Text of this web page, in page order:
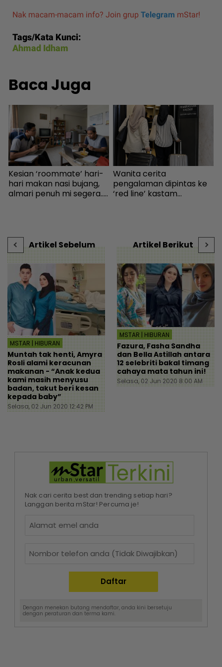
Nak macam-macam info? Join grup Telegram mStar!
Tags/Kata Kunci:
Ahmad Idham
Baca Juga
Kesian ‘roommate’ hari-
hari makan nasi bujang,
almari penuh mi segera...
Wanita cerita
pengalaman dipintas ke
‘red line’ kastam
Artikel Sebelum
MSTAR | HIBURAN
Muntah tak henti, Amyra
Rosli alami keracunan
makanan - “Anak kedua
kami masih menyusu
badan, takut beri kesan
kepada baby”
Selasa, 02 Jun 2020 12:42 PM
Artikel Berikut
MSTAR | HIBURAN
Fazura, Fasha Sandha
dan Bella Astillah antara
12 selebriti bakal timang
cahaya mata tahun ini!
Selasa, 02 Jun 2020 8:00 AM
Nak cari cerita best dan trending setiap hari?
Langgan berita mStar! Percuma je!
Dengan menekan butang mendaftar, anda kini bersetuju
dengan peraturan dan terma kami.